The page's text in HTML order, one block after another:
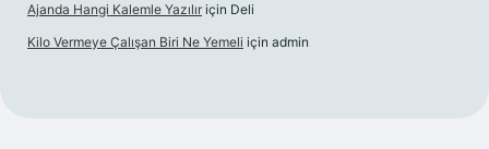
Ajanda Hangi Kalemle Yazılır için Deli
Kilo Vermeye Çalışan Biri Ne Yemeli için admin